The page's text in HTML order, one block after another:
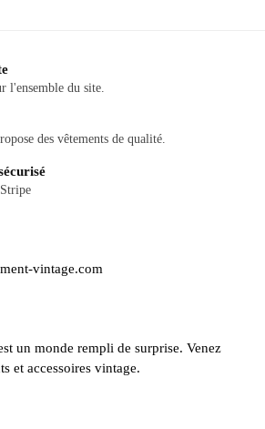
l'ensemble du site.
des vêtements de qualité.
un monde rempli de surprise. Venez
et accessoires vintage.